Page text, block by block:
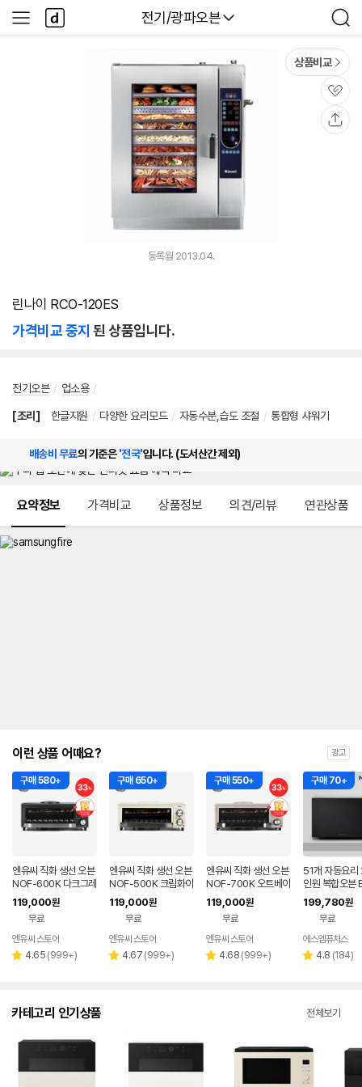
다나와
전기/광파오븐
검
색
사
이
다
나
와
상품비교
관
심
등록월 2013.04.
린나이 RCO-120ES
가격비교 중지 된 상품입니다.
전기오븐 / 업소용 /
[조리] 한글지원 / 다양한 요리모드 / 자동수분,습도 조절 / 통합형 샤워기
배송비 무료의 기준은'전국'입니다. (도서산간 제외)
요약정보 가격비교 상품정보 의견/리뷰 연관상품
이런 상품 어때요? 광고
구매 580+
엔유씨 직화 생선 오븐
NOF-600K 다크그레
이 생선구이기 그릴 +
아이스티 증정
119,000원
무료
엔유씨 스토어
별 4.65 리
(999+)
구매 650+
엔유씨 직화 생선 오븐
NOF-500K 크림화이
트 생선구이기 그릴
119,000원
무료
엔유씨 스토어
별 4.67 리
(999+)
구매 550+
엔유씨 직화 생선 오븐
NOF-700K 오트베이
지 생선구이기 그릴 +
아이스티 증정
119,000원
무료
엔유씨 스토어
별 4.68 리
(999+)
구매 70+
51개 자동요리
인원 복합오븐
312NT 전기오
자레인지 에어
199,780원
무료
에스엠퓨처스
별 4.8 리
(184)
카테고리 인기상품 전체보기